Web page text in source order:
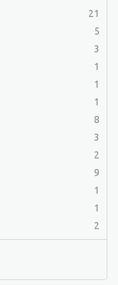
4
21
5
3
1
1
1
8
3
2
9
1
1
2
1
1